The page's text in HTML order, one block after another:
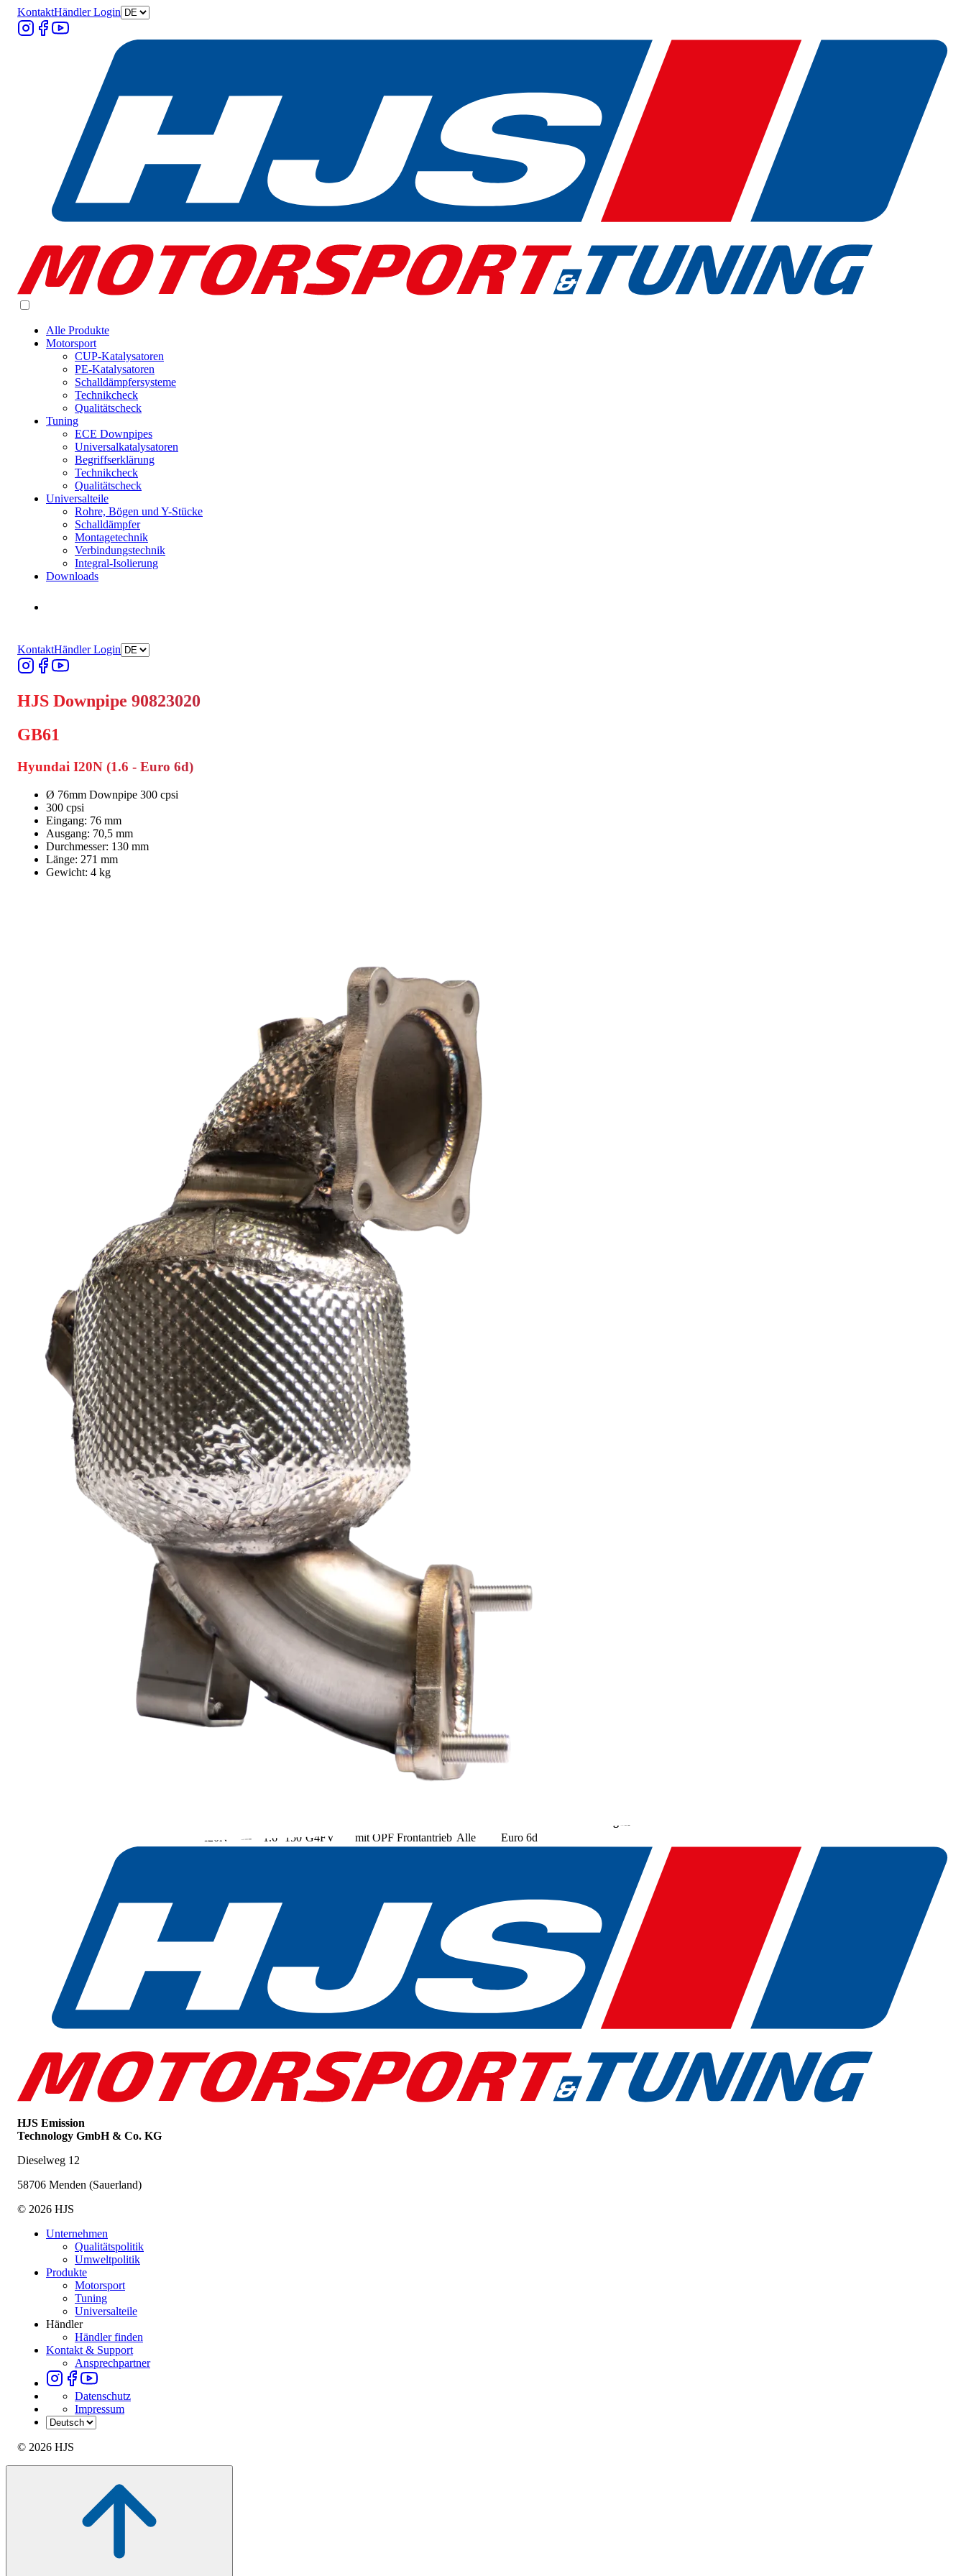
KontaktHändler Login
Alle Produkte
Motorsport
CUP-Katalysatoren
PE-Katalysatoren
Schalldämpfersysteme
Technikcheck
Qualitätscheck
Tuning
ECE Downpipes
Universalkatalysatoren
Begriffserklärung
Technikcheck
Qualitätscheck
Universalteile
Rohre, Bögen und Y-Stücke
Schalldämpfer
Montagetechnik
Verbindungstechnik
Integral-Isolierung
Downloads
KontaktHändler Login
HJS Downpipe 90823020
GB61
Hyundai I20N (1.6 - Euro 6d)
Ø 76mm Downpipe 300 cpsi
300 cpsi
Eingang: 76 mm
Ausgang: 70,5 mm
Durchmesser: 130 mm
Länge: 271 mm
Gewicht: 4 kg
I20N --- 1.6 150 G4FV mit OPF Frontantrieb Alle Euro 6d
HJS Emission
Technology GmbH & Co. KG
Dieselweg 12
58706 Menden (Sauerland)
© 2026 HJS
Unternehmen
Qualitätspolitik
Umweltpolitik
Produkte
Motorsport
Tuning
Universalteile
Händler
Händler finden
Kontakt & Support
Ansprechpartner
Datenschutz
Impressum
© 2026 HJS